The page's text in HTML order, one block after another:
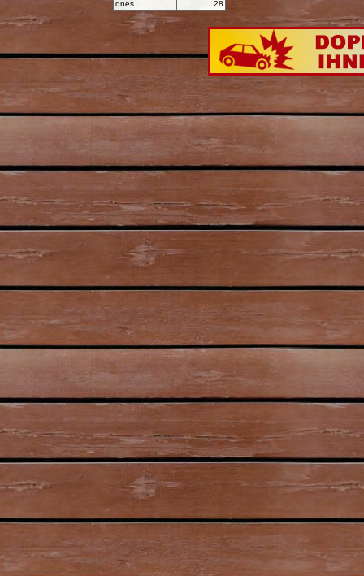
dnes 28